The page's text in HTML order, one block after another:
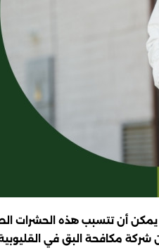
يمكن أن تتسبب هذه الحشرات
شركة مكافحة البق في